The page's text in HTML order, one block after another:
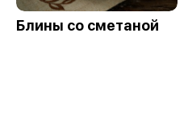
Блины со сметаной